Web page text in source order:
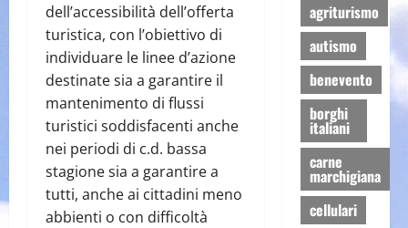
dell’accessibilità dell’offerta
turistica, con l’obiettivo di
individuare le linee d’azione
destinate sia a garantire il
mantenimento di flussi
turistici soddisfacenti anche
nei periodi di c.d. bassa
stagione sia a garantire a
tutti, anche ai cittadini meno
abbienti o con difficoltà
agriturismo
autismo
benevento
borghi
italiani
carne
marchigiana
cellulari